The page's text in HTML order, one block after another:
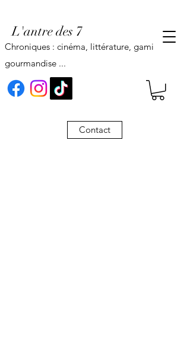
L'antre des 7
Contact
Chroniques : cinéma, littérature, gaming,
gourmandise ...